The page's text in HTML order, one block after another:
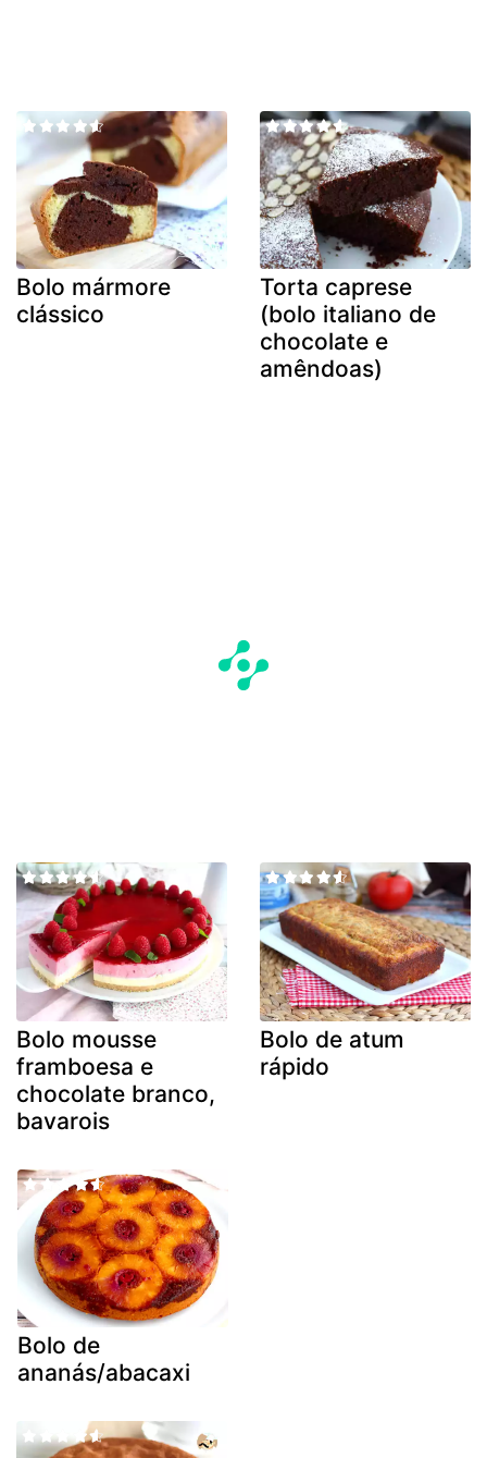
Bolo mármore
clássico
Torta caprese
(bolo italiano de
chocolate e
amêndoas)
Bolo mousse
framboesa e
chocolate branco,
bavarois
Bolo de atum
rápido
Bolo de
ananás/abacaxi